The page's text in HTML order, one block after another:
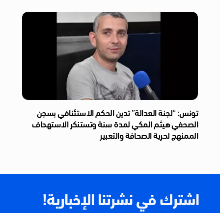
تونس: “لجنة العدالة” تدين الحكم الاستئنافي بسجن
الصحفي هيثم المكي لمدة سنة وتستنكر الاستهداف
الممنهج لحرية الصحافة والتعبير
اشترك في نشرتنا الإخبارية!